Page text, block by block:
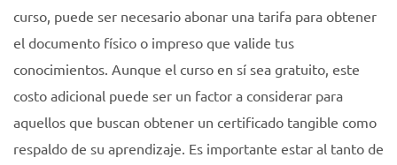
curso, puede ser necesario abonar una tarifa para obtener
el documento físico o impreso que valide tus
conocimientos. Aunque el curso en sí sea gratuito, este
costo adicional puede ser un factor a considerar para
aquellos que buscan obtener un certificado tangible como
respaldo de su aprendizaje. Es importante estar al tanto de